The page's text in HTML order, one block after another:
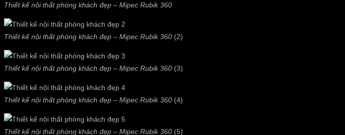
Thiết kế nội thất phòng khách đẹp – Mipec Rubik 360
Thiết kế nội thất phòng khách đẹp – Mipec Rubik 360 (2)
Thiết kế nội thất phòng khách đẹp – Mipec Rubik 360 (3)
Thiết kế nội thất phòng khách đẹp – Mipec Rubik 360 (4)
Thiết kế nội thất phòng khách đẹp – Mipec Rubik 360 (5)